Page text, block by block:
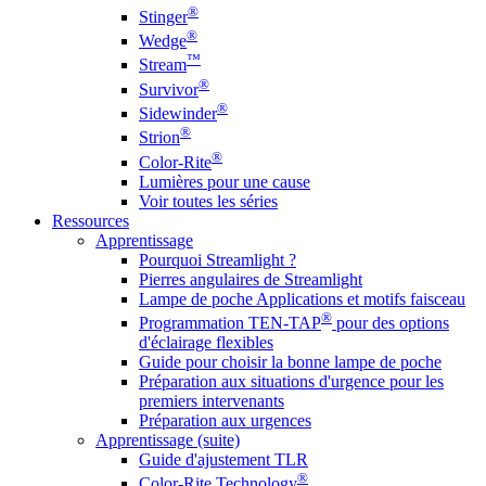
Stinger®
Wedge®
Stream™
Survivor®
Sidewinder®
Strion®
Color-Rite®
Lumières pour une cause
Voir toutes les séries
Ressources
Apprentissage
Pourquoi Streamlight ?
Pierres angulaires de Streamlight
Lampe de poche Applications et motifs faisceau
Programmation TEN-TAP® pour des options
d'éclairage flexibles
Guide pour choisir la bonne lampe de poche
Préparation aux situations d'urgence pour les
premiers intervenants
Préparation aux urgences
Apprentissage (suite)
Guide d'ajustement TLR
®